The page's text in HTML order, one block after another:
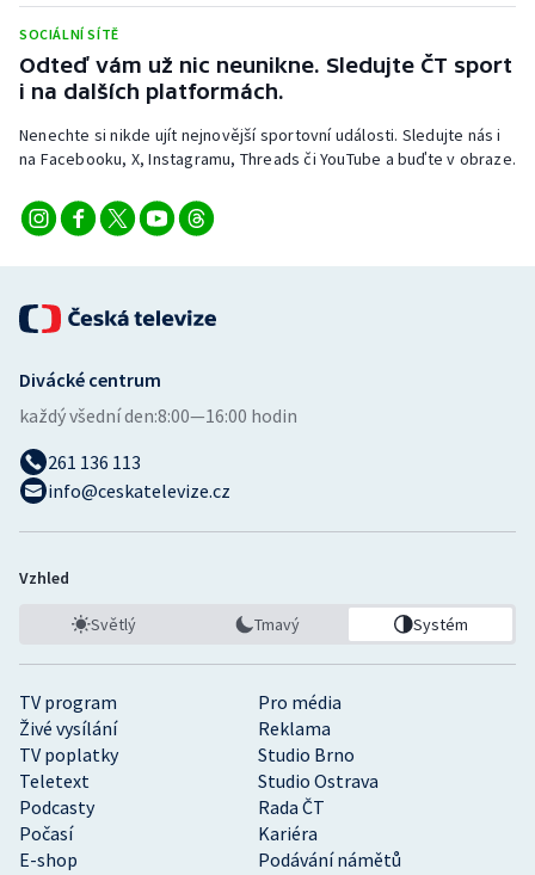
Plážový volejbal
Ragby
Rychlobruslení
Short track
Sportovní střelba
Triatlon
Veslování
Vodní slalom
Volejbal
SOCIÁLNÍ SÍTĚ
Odteď vám už nic neunikne. Sledujte ČT sport
i na dalších platformách.
Nenechte si nikde ujít nejnovější sportovní události. Sledujte nás i
na Facebooku, X, Instagramu, Threads či YouTube a buďte v obraze.
TV program
Pro média
Živé vysílání
Reklama
TV poplatky
Studio Brno
Teletext
Studio Ostrava
Podcasty
Rada ČT
Počasí
Kariéra
E-shop
Podávání námětů
Divácké centrum
každý všední den:8:00—16:00 hodin
261 136 113
info@ceskatelevize.cz
Vzhled
Světlý Tmavý Systém